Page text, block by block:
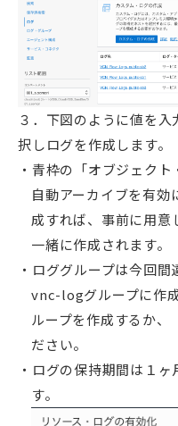
３．下図のように値を
択しログを作成します。
青枠の「オブジェクト
自動アーカイブを有
成すれば、事前に用
一緒に作成されます。
ロググループは今回間
vnc-logグループに作
ループを作成するか
ださい。
ログの保持期間は１
す。